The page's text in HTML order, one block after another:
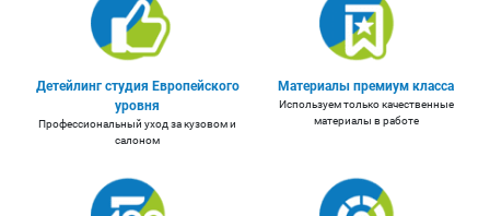
Детейлинг студия Европейского
уровня
Профессиональный уход за кузовом и
салоном
Материалы премиум класса
Используем только качественные
материалы в работе